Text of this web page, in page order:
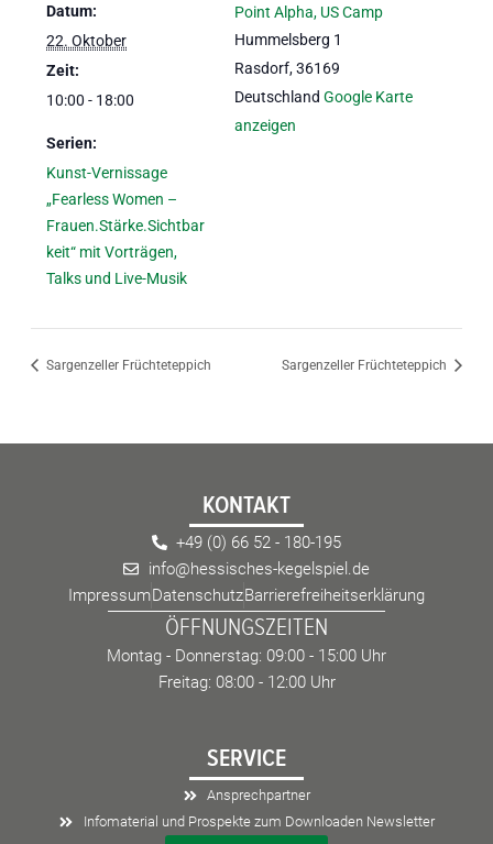
Datum:
22. Oktober
Zeit:
10:00 - 18:00
Serien:
Kunst-Vernissage
„Fearless Women –
Frauen.Stärke.Sichtbar
keit“ mit Vorträgen,
Talks und Live-Musik
Point Alpha, US Camp
Hummelsberg 1
Rasdorf, 36169
Deutschland Google Karte
anzeigen
Sargenzeller Früchteteppich Sargenzeller Früchteteppich
KONTAKT
+49 (0) 66 52 - 180-195
info@hessisches-kegelspiel.de
ImpressumDatenschutzBarrierefreiheitserklärung
ÖFFNUNGSZEITEN
Montag - Donnerstag: 09:00 - 15:00 Uhr
Freitag: 08:00 - 12:00 Uhr
SERVICE
Ansprechpartner
Infomaterial und Prospekte zum Downloaden Newsletter